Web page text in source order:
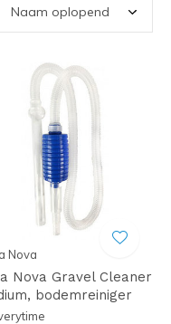
Nova
Nova Gravel Cleaner
bodemreiniger